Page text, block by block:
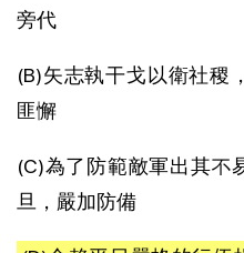
旁代
(B)矢志執干戈以衛社稷
匪懈
(C)為了防範敵軍出其不
旦，嚴加防備